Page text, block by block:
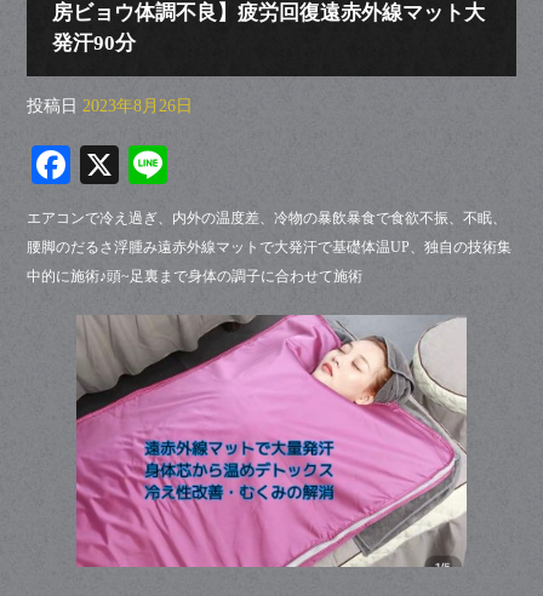
房ビョウ体調不良】疲労回復遠赤外線マット大
発汗90分
投稿日 2023年8月26日
Fa
ce
bo
ok
X
ne
エアコンで冷え過ぎ、内外の温度差、冷物の暴飲暴食で食欲不振、不眠、
腰脚のだるさ浮腫み遠赤外線マットで大発汗で基礎体温UP、独自の技術集
中的に施術♪頭~足裏まで身体の調子に合わせて施術